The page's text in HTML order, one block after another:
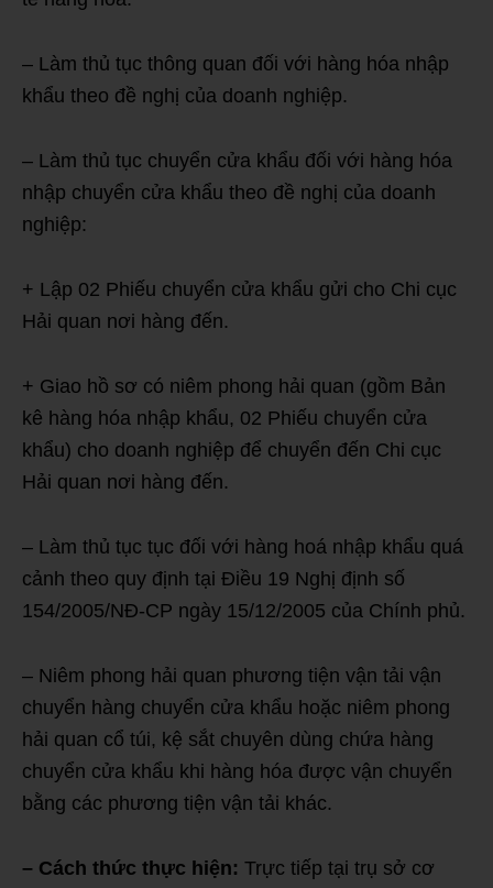
– Làm thủ tục thông quan đối với hàng hóa nhập
khẩu theo đề nghị của doanh nghiệp.
– Làm thủ tục chuyển cửa khẩu đối với hàng hóa
nhập chuyển cửa khẩu theo đề nghị của doanh
nghiệp:
+ Lập 02 Phiếu chuyển cửa khẩu gửi cho Chi cục
Hải quan nơi hàng đến.
+ Giao hồ sơ có niêm phong hải quan (gồm Bản
kê hàng hóa nhập khẩu, 02 Phiếu chuyển cửa
khẩu) cho doanh nghiệp để chuyển đến Chi cục
Hải quan nơi hàng đến.
– Làm thủ tục tục đối với hàng hoá nhập khẩu quá
cảnh theo quy định tại Điều 19 Nghị định số
154/2005/NĐ-CP ngày 15/12/2005 của Chính phủ.
– Niêm phong hải quan phương tiện vận tải vận
chuyển hàng chuyển cửa khẩu hoặc niêm phong
hải quan cổ túi, kệ sắt chuyên dùng chứa hàng
chuyển cửa khẩu khi hàng hóa được vận chuyển
bằng các phương tiện vận tải khác.
– Cách thức thực hiện: Trực tiếp tại trụ sở cơ